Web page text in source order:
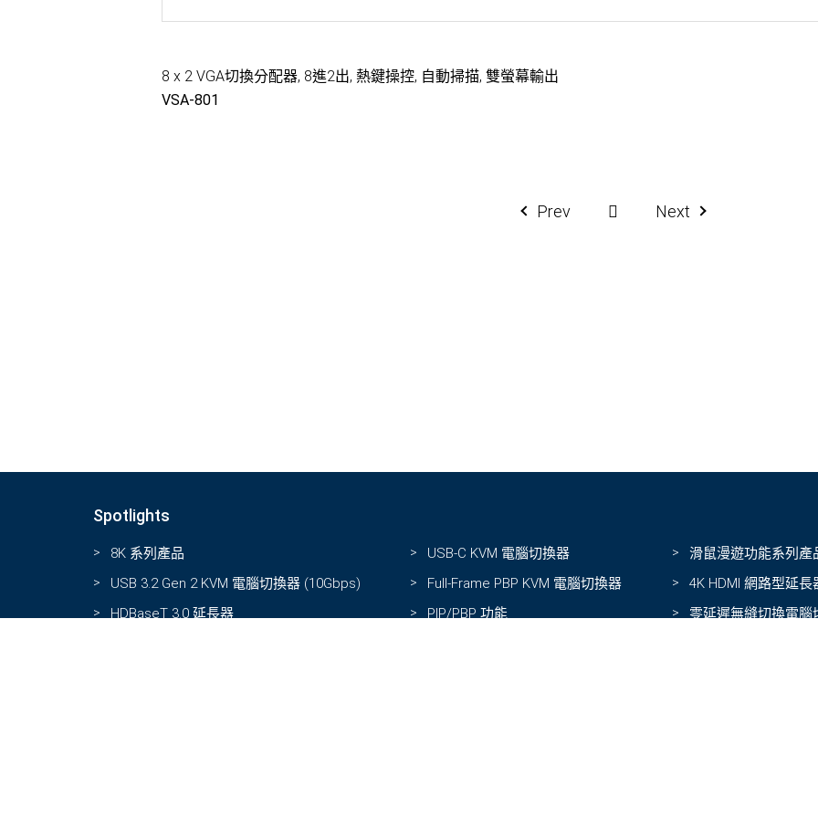
8 x 2 VGA切換分配器, 8進2出, 熱鍵操控, 自動掃描, 雙螢幕輸出
VSA-801
Prev Next
Spotlights
8K 系列產品
USB 3.2 Gen 2 KVM 電腦切換器 (10Gbps)
HDBaseT 3.0 延長器
USB-C KVM 電腦切換器
Full-Frame PBP KVM 電腦切換器
PIP/PBP 功能
滑鼠漫遊功能系列產
4K HDMI 網路型延長
零延遲無縫切換電腦